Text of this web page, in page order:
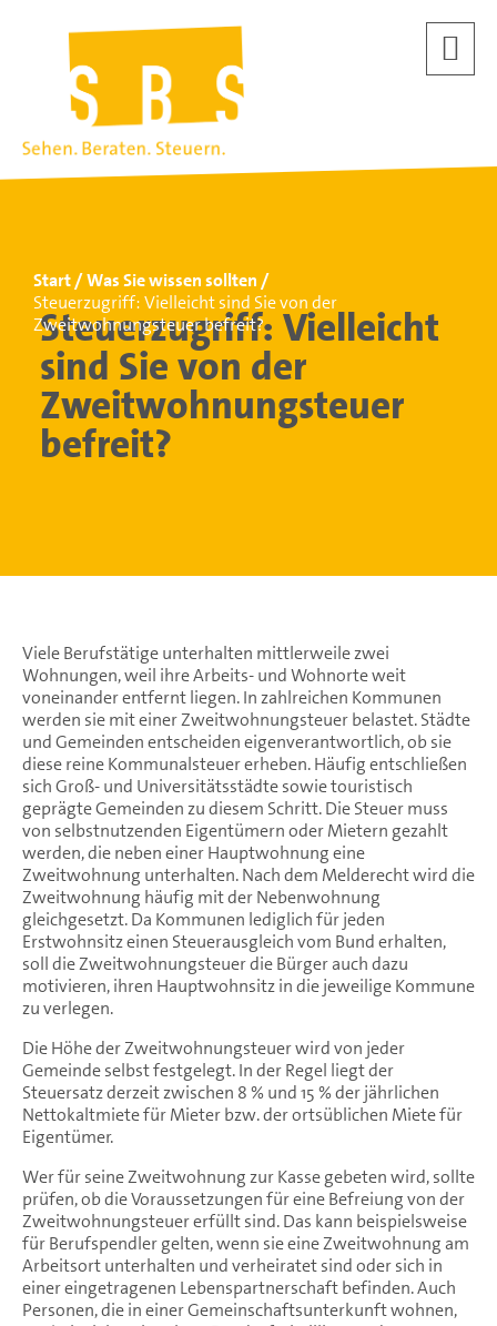
Start
Was Sie wissen sollten
Steuerzugriff: Vielleicht sind Sie von der
Zweitwohnungsteuer befreit?
Steuerzugriff: Vielleicht
sind Sie von der
Zweitwohnungsteuer
befreit?
Viele Berufstätige unterhalten mittlerweile zwei
Wohnungen, weil ihre Arbeits- und Wohnorte weit
voneinander entfernt liegen. In zahlreichen Kommunen
werden sie mit einer Zweitwohnungsteuer belastet. Städte
und Gemeinden entscheiden eigenverantwortlich, ob sie
diese reine Kommunalsteuer erheben. Häufig entschließen
sich Groß- und Universitätsstädte sowie touristisch
geprägte Gemeinden zu diesem Schritt. Die Steuer muss
von selbstnutzenden Eigentümern oder Mietern gezahlt
werden, die neben einer Hauptwohnung eine
Zweitwohnung unterhalten. Nach dem Melderecht wird die
Zweitwohnung häufig mit der Nebenwohnung
gleichgesetzt. Da Kommunen lediglich für jeden
Erstwohnsitz einen Steuerausgleich vom Bund erhalten,
soll die Zweitwohnungsteuer die Bürger auch dazu
motivieren, ihren Hauptwohnsitz in die jeweilige Kommune
zu verlegen.
Die Höhe der Zweitwohnungsteuer wird von jeder
Gemeinde selbst festgelegt. In der Regel liegt der
Steuersatz derzeit zwischen 8 % und 15 % der jährlichen
Nettokaltmiete für Mieter bzw. der ortsüblichen Miete für
Eigentümer.
Wer für seine Zweitwohnung zur Kasse gebeten wird, sollte
prüfen, ob die Voraussetzungen für eine Befreiung von der
Zweitwohnungsteuer erfüllt sind. Das kann beispielsweise
für Berufspendler gelten, wenn sie eine Zweitwohnung am
Arbeitsort unterhalten und verheiratet sind oder sich in
einer eingetragenen Lebenspartnerschaft befinden. Auch
Personen, die in einer Gemeinschaftsunterkunft wohnen,